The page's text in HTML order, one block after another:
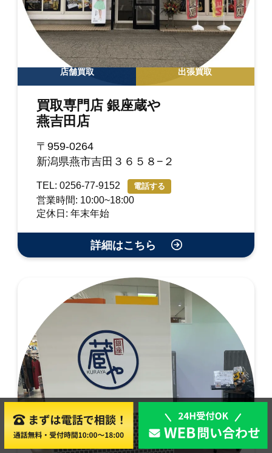
店舗買取 出張買取
買取専門店 銀座蔵や
燕吉田店
〒959-0264
新潟県燕市吉田３６５８−２
TEL: 0256-77-9152 電話する
営業時間: 10:00~18:00
定休日: 年末年始
詳細はこちら